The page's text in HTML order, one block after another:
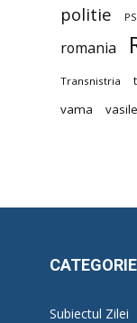
politie
romania
Transnistria
vama
Subiectul Zilei